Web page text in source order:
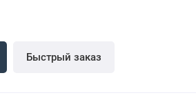
Быстрый заказ